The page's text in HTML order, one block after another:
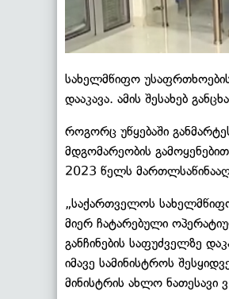
სახელმწიფო
დააკავა. ამის შესახებ
როგორც უწყებაში
მდგომარეობის
2023 წელს
„საქართველოს
მიერ ჩატარებული
განჩინების საფუძველზე
იმავე სამინისტროს
მინისტრის ახლო ნათესავი